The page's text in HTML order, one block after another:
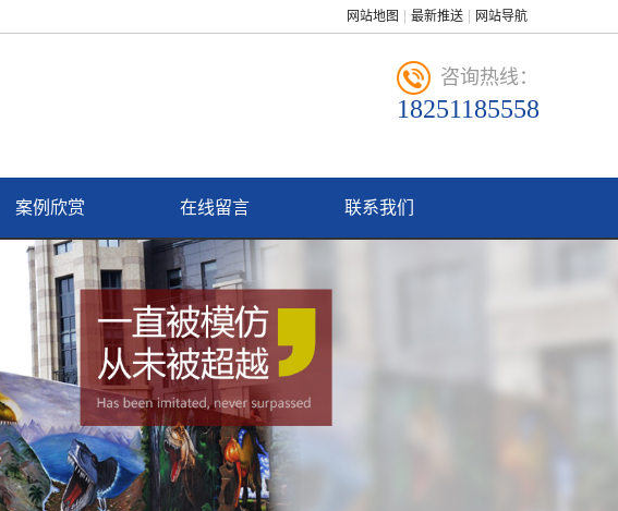
网站地图 最新推送 网站导航
咨询热线：
18251185558
案例欣赏 在线留言 联系我们